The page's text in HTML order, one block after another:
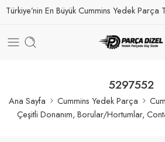
Türkiye’nin En Büyük Cummins Yedek Parça
5297552
Ana Sayfa Cummins Yedek Parça
Çeşitli Donanım, Borular/Hortumlar,